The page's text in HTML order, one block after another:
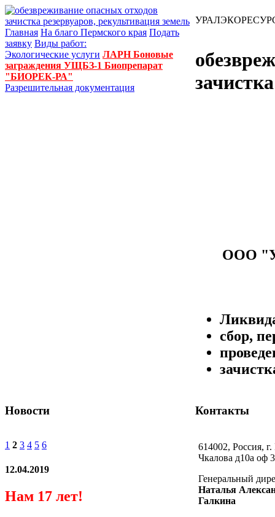
Главная На благо Пермского края Подать
заявку Виды работ:
Экологические услуги ЛАРНБоновые
заграждения УЩБЗ-1 Биопрепарат
"БИОРЕК-РА"
Разрешительная документация
ООО
сбор,
Новости
1 2 3 4 5 6
12.04.2019
Нам 17 лет!
Контакты
614002, Россия,
Чкалова д10а оф 3
Генеральный
Наталья
Галкина